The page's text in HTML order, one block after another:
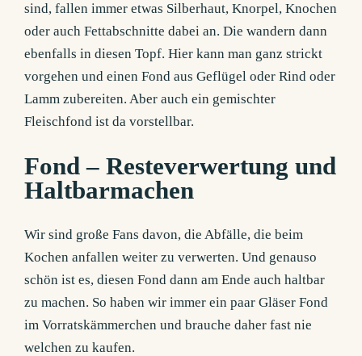
sind, fallen immer etwas Silberhaut, Knorpel, Knochen
oder auch Fettabschnitte dabei an. Die wandern dann
ebenfalls in diesen Topf. Hier kann man ganz strickt
vorgehen und einen Fond aus Geflügel oder Rind oder
Lamm zubereiten. Aber auch ein gemischter
Fleischfond ist da vorstellbar.
Fond – Resteverwertung und
Haltbarmachen
Wir sind große Fans davon, die Abfälle, die beim
Kochen anfallen weiter zu verwerten. Und genauso
schön ist es, diesen Fond dann am Ende auch haltbar
zu machen. So haben wir immer ein paar Gläser Fond
im Vorratskämmerchen und brauche daher fast nie
welchen zu kaufen.